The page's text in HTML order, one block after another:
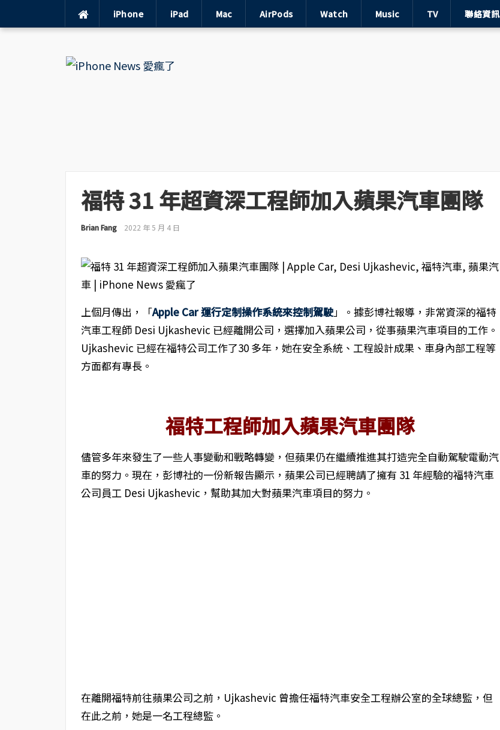
iPhone iPad Mac AirPods Watch Music TV 聯絡資訊
福特 31 年超資深工程師加入蘋果汽車團隊
Brian Fang 2022 年 5 月 4 日
上個月傳出，「Apple Car 運行定制操作系統來控制駕駛」。據彭博社報導，非常資深的福特
汽車工程師 Desi Ujkashevic 已經離開公司，選擇加入蘋果公司，從事蘋果汽車項目的工作。
Ujkashevic 已經在福特公司工作了30 多年，她在安全系統、工程設計成果、車身內部工程等
方面都有專長。
福特工程師加入蘋果汽車團隊
儘管多年來發生了一些人事變動和戰略轉變，但蘋果仍在繼續推進其打造完全自動駕駛電動汽
車的努力。現在，彭博社的一份新報告顯示，蘋果公司已經聘請了擁有 31 年經驗的福特汽車
公司員工 Desi Ujkashevic，幫助其加大對蘋果汽車項目的努力。
在離開福特前往蘋果公司之前，Ujkashevic 曾擔任福特汽車安全工程辦公室的全球總監，但
在此之前，她是一名工程總監。